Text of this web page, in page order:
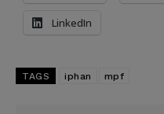
LinkedIn
TAGS iphan mpf